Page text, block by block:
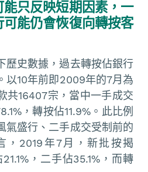
a
m
能只反映短期因素，一
能仍會恢復向轉按客
歷史數據，過去轉按佔銀行
以10年前即2009年的7月為
共16407宗，當中一手成交
，轉按佔11.9%。此比例
氣盛行、二手成交受制前的
，2019年7月，新批按揭
，二手佔35.1%，而轉